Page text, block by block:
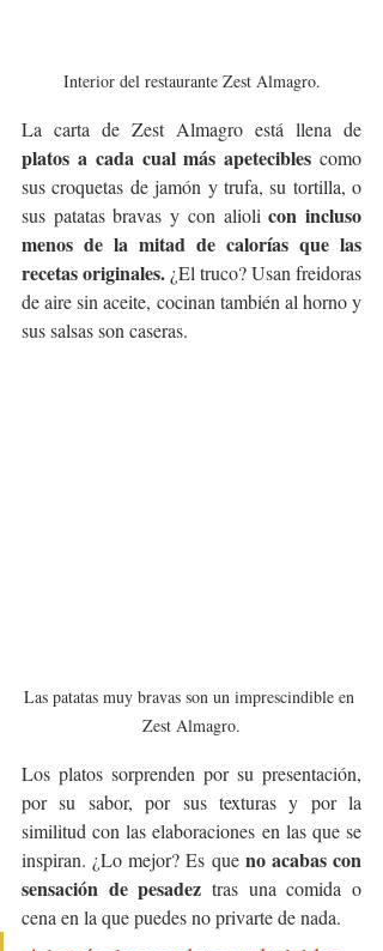
Interior del restaurante Zest Almagro.
platos a cada cual más apetecibles como
sus croquetas de jamón y trufa, su tortilla, o
sus patatas bravas y con alioli con incluso
menos de la mitad de calorías que las
recetas originales. ¿El truco? Usan freidoras
de aire sin aceite, cocinan también al horno y
sus salsas son caseras.
Las patatas muy bravas son un imprescindible en
Zest Almagro.
Los platos sorprenden por su presentación,
por su sabor, por sus texturas y por la
similitud con las elaboraciones en las que se
inspiran. ¿Lo mejor? Es que no acabas con
sensación de pesadez tras una comida o
cena en la que puedes no privarte de nada.